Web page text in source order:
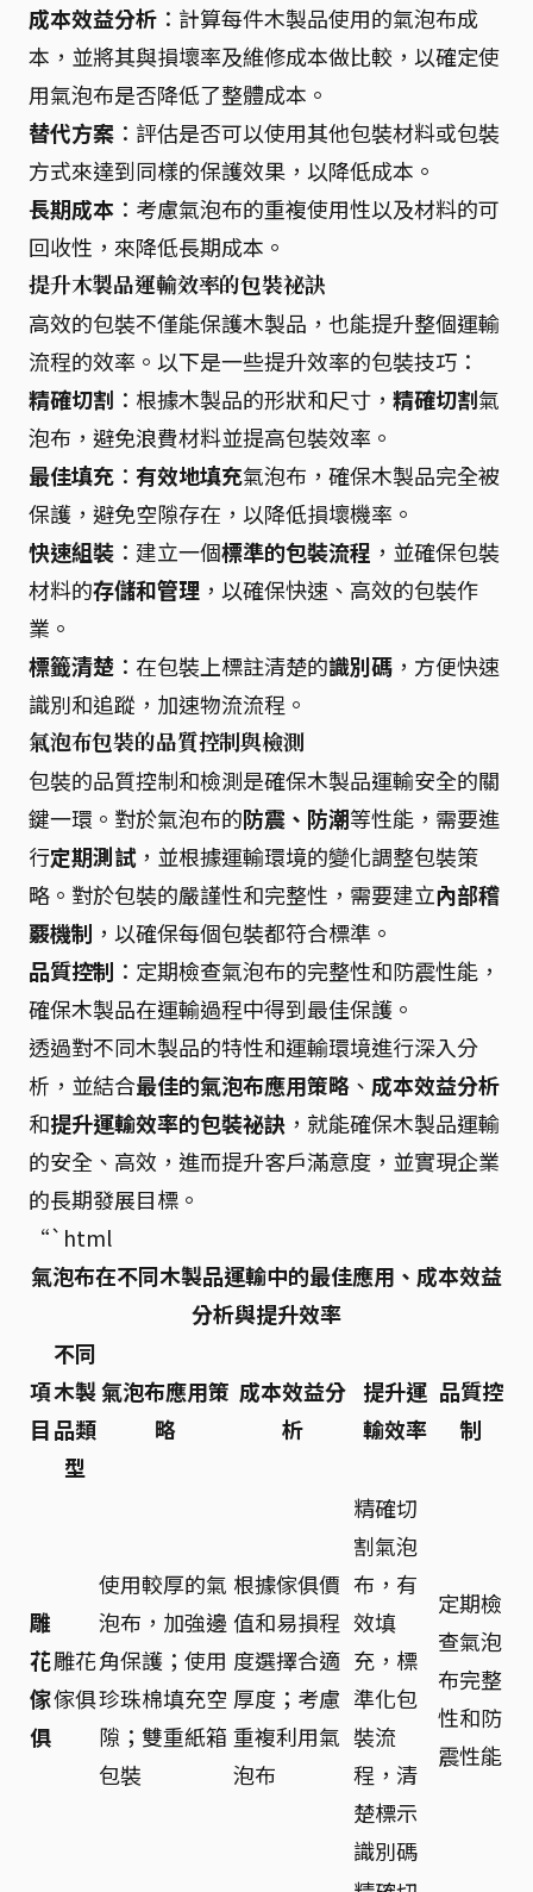
成本效益分析 ：計算每件木製品使用的氣泡布成
本，並將其與損壞率及維修成本做比較，以確定使
用氣泡布是否降低了整體成本。
替代方案 ：評估是否可以使用其他包裝材料或包裝
方式來達到同樣的保護效果，以降低成本。
長期成本 ：考慮氣泡布的重複使用性以及材料的可
回收性，來降低長期成本。
提升木製品運輸效率的包裝祕訣
高效的包裝不僅能保護木製品，也能提升整個運輸
流程的效率。以下是一些提升效率的包裝技巧：
精確切割 ：根據木製品的形狀和尺寸， 精確切割氣
泡布，避免浪費材料並提高包裝效率。
最佳填充 ： 有效地填充氣泡布，確保木製品完全被
保護，避免空隙存在，以降低損壞機率。
快速組裝 ：建立一個標準的包裝流程 ，並確保包裝
材料的存儲和管理 ，以確保快速、高效的包裝作
業。
標籤清楚 ：在包裝上標註清楚的識別碼 ，方便快速
識別和追蹤，加速物流流程。
氣泡布包裝的品質控制與檢測
包裝的品質控制和檢測是確保木製品運輸安全的關
鍵一環。對於氣泡布的防震、防潮等性能，需要進
行定期測試，並根據運輸環境的變化調整包裝策
略。對於包裝的嚴謹性和完整性，需要建立內部稽
覈機制 ，以確保每個包裝都符合標準。
品質控制 ：定期檢查氣泡布的完整性和防震性能，
確保木製品在運輸過程中得到最佳保護。
透過對不同木製品的特性和運輸環境進行深入分
析，並結合最佳的氣泡布應用策略 、 成本效益分析
和提升運輸效率的包裝祕訣 ，就能確保木製品運輸
的安全、高效，進而提升客戶滿意度，並實現企業
的長期發展目標。
“`html
氣泡布在不同木製品運輸中的最佳應用、成本效益
分析與提升效率
項
目
不同
木製
品類
型
氣泡布應用策
略
成本效益分
析
提升運
輸效率
品質控
制
雕
花
傢
俱
雕花
傢俱
使用較厚的氣
泡布，加強邊
角保護；使用
珍珠棉填充空
隙；雙重紙箱
包裝
根據傢俱價
值和易損程
度選擇合適
厚度；考慮
重複利用氣
泡布
精確切
割氣泡
布，有
效填
充，標
準化包
裝流
程，清
楚標示
識別碼
定期檢
查氣泡
布完整
性和防
震性能